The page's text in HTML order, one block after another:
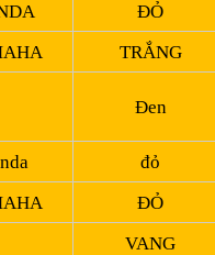
ĐỎ
TRẮNG
Đen
đỏ
ĐỎ
VANG